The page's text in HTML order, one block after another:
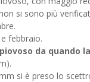
si sono più
febbraio.
piovoso da quando
si è preso lo